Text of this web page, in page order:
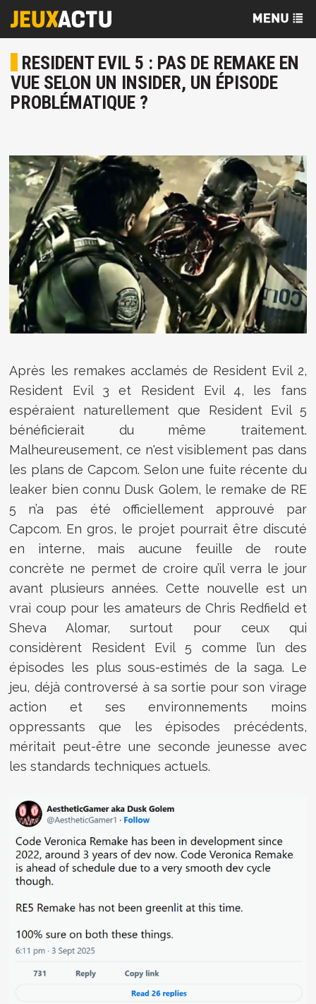
RESIDENT EVIL 5 : PAS DE REMAKE EN
VUE SELON UN INSIDER, UN ÉPISODE
PROBLÉMATIQUE ?
Après les remakes acclamés de Resident Evil 2,
Resident Evil 3 et Resident Evil 4, les fans
espéraient naturellement que Resident Evil 5
bénéficierait du même traitement.
Malheureusement, ce n'est visiblement pas dans
les plans de Capcom. Selon une fuite récente du
leaker bien connu Dusk Golem, le remake de RE
5 n’a pas été officiellement approuvé par
Capcom. En gros, le projet pourrait être discuté
en interne, mais aucune feuille de route
concrète ne permet de croire qu’il verra le jour
avant plusieurs années. Cette nouvelle est un
vrai coup pour les amateurs de Chris Redfield et
Sheva Alomar, surtout pour ceux qui
considèrent Resident Evil 5 comme l’un des
épisodes les plus sous-estimés de la saga. Le
jeu, déjà controversé à sa sortie pour son virage
action et ses environnements moins
oppressants que les épisodes précédents,
méritait peut-être une seconde jeunesse avec
les standards techniques actuels.